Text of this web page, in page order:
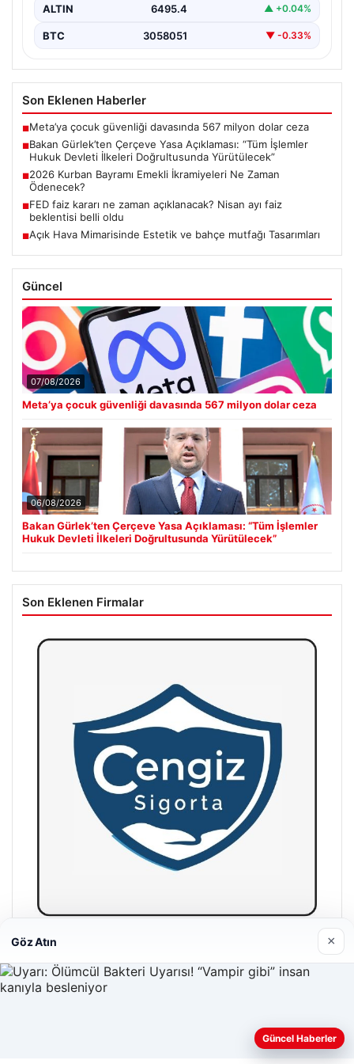
ALTIN 6495.4 ▲ +0.04%
BTC 3058051 ▼ -0.33%
Son Eklenen Haberler
■Meta’ya çocuk güvenliği davasında 567 milyon dolar ceza
■Bakan Gürlek’ten Çerçeve Yasa Açıklaması: “Tüm İşlemler
Hukuk Devleti İlkeleri Doğrultusunda Yürütülecek”
■2026 Kurban Bayramı Emekli İkramiyeleri Ne Zaman
Ödenecek?
■FED faiz kararı ne zaman açıklanacak? Nisan ayı faiz
beklentisi belli oldu
■Açık Hava Mimarisinde Estetik ve bahçe mutfağı Tasarımları
Güncel
07/08/2026
Meta’ya çocuk güvenliği davasında 567 milyon dolar ceza
06/08/2026
Bakan Gürlek’ten Çerçeve Yasa Açıklaması: “Tüm İşlemler
Hukuk Devleti İlkeleri Doğrultusunda Yürütülecek”
Son Eklenen Firmalar
Hastaş Beton
26/05/2026
Web sitemizi nasıl kullandığınızı daha iyi anlayabilmek,
Göz Atın ×
Güncel Haberler